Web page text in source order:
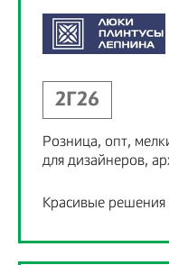
2Г26
Розница, опт,
для дизайнеров,
Красивые решения